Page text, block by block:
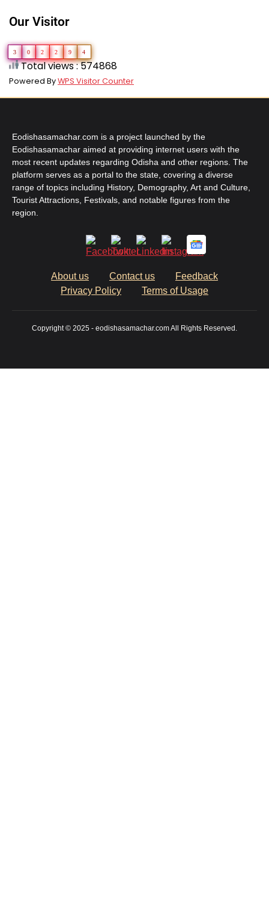
Our Visitor
3 0 2 2 9 4
Total views : 574868
Powered ByWPS Visitor Counter
Eodishasamachar.com is a project launched by the
Eodishasamachar aimed at providing internet users with the
most recent updates regarding Odisha and other regions. The
platform serves as a portal to the state, covering a diverse
range of topics including History, Demography, Art and Culture,
Tourist Attractions, Festivals, and notable figures from the
region.
About us Contact us
Feedback
Privacy Policy
Terms of Usage
Copyright © 2025 - eodishasamachar.com All Rights Reserved.